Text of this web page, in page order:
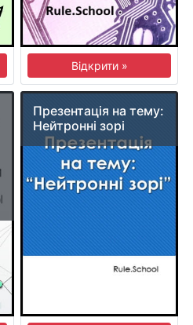
Відкрити »
Презентація на тему:
Нейтронні зорі